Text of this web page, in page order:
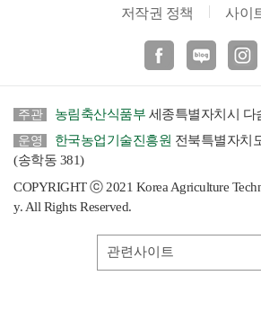
저작권 정책 사이
인스타
주관 농림축산식품부 세종특별자치시 다
운영 한국농업기술진흥원 전북특별자치
(송학동 381)
COPYRIGHT ⓒ 2021 Korea Agriculture
y. All Rights Reserved.